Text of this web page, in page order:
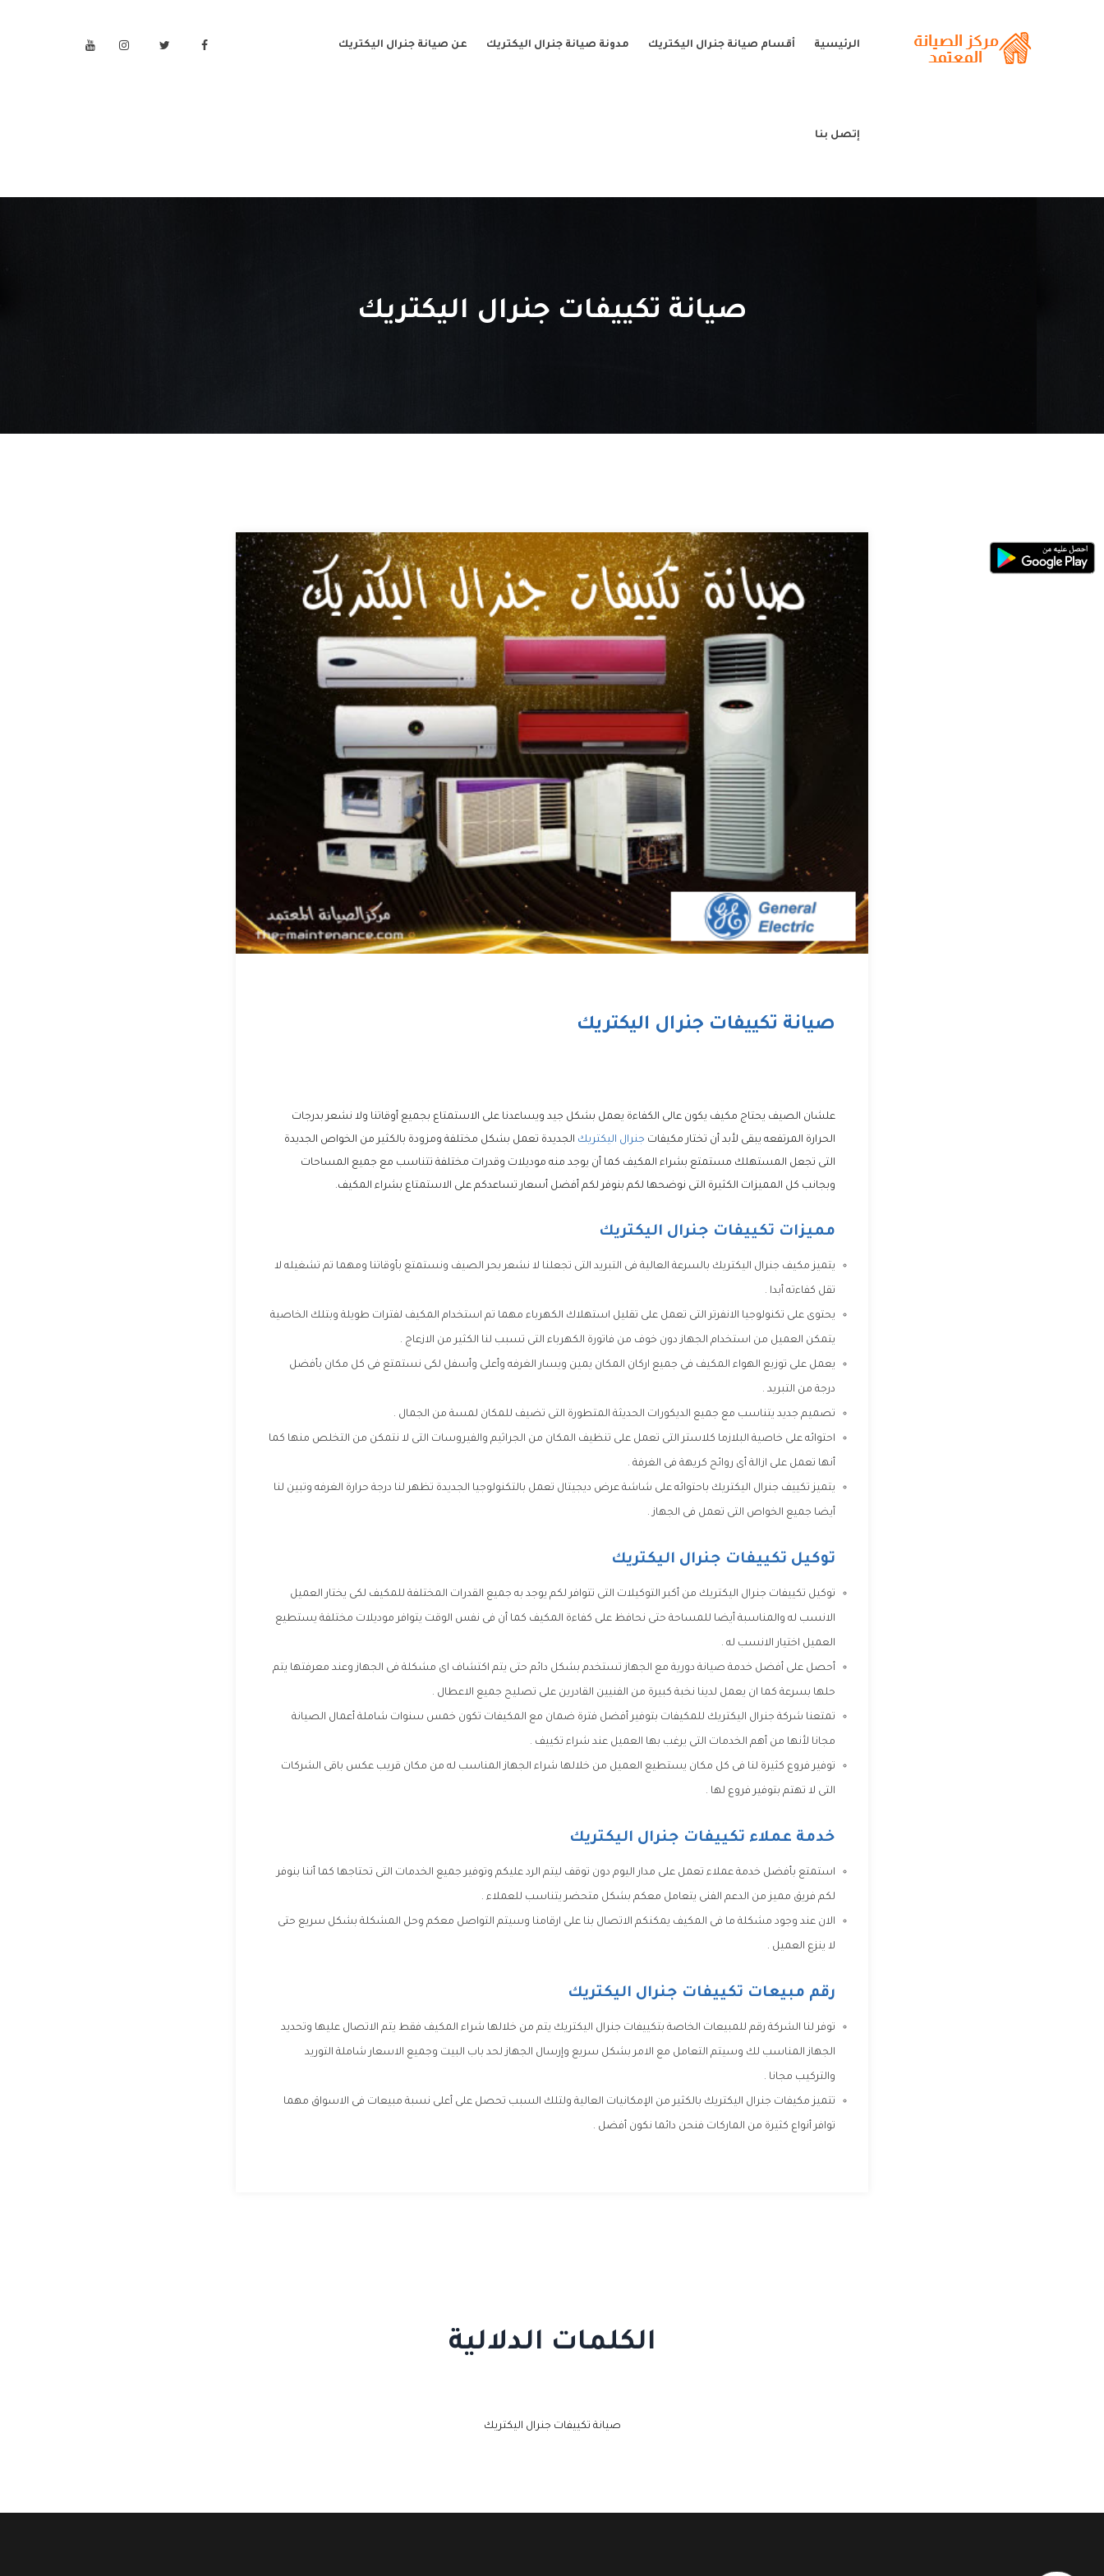
الرئيسية أقسام صيانة جنرال اليكتريك مدونة صيانة جنرال اليكتريك عن صيانة جنرال اليكتريك
إتصل بنا
صيانة تكييفات جنرال اليكتريك
صيانة تكييفات جنرال اليكتريك
علشان الصيف يحتاج مكيف يكون عالى الكفاءة يعمل بشكل جيد ويساعدنا على الاستمتاع بجميع أوقاتنا ولا نشعر بدرجات
الحرارة المرتفعه يبقى لأبد أن تختار مكيفات جنرال اليكتريك الجديدة تعمل بشكل مختلفة ومزودة بالكثير من الخواص الجديدة
التى تجعل المستهلك مستمتع بشراء المكيف كما أن يوجد منه موديلات وقدرات مختلفة تتناسب مع جميع المساحات
وبجانب كل المميزات الكثيرة التى نوضحها لكم بنوفر لكم أفضل أسعار تساعدكم على الاستمتاع بشراء المكيف.
مميزات تكييفات جنرال اليكتريك
يتميز مكيف جنرال اليكتريك بالسرعة العالية فى التبريد التى تجعلنا لا نشعر بحر الصيف ونستمتع بأوقاتنا ومهما تم تشغيله لا
تقل كفاءته أبدا .
يحتوى على تكنولوجيا الانفرتر التى تعمل على تقليل استهلاك الكهرباء مهما تم استخدام المكيف لفترات طويلة وبتلك الخاصية
يتمكن العميل من استخدام الجهاز دون خوف من فاتورة الكهرباء التى تسبب لنا الكثير من الازعاج .
يعمل على توزيع الهواء المكيف فى جميع اركان المكان يمين ويسار الغرفه وأعلى وأسفل لكى نستمتع فى كل مكان بأفضل
درجة من التبريد .
تصميم جديد يتناسب مع جميع الديكورات الحديثة المتطورة التى تضيف للمكان لمسة من الجمال .
احتوائه على خاصية البلازما كلاستر التى تعمل على تنظيف المكان من الجراثيم والفيروسات التى لا نتمكن من التخلص منها كما
أنها تعمل على ازالة أى روائح كريهة فى الغرفة .
يتميز تكييف جنرال اليكتريك باحتوائه على شاشة عرض ديجيتال تعمل بالتكنولوجيا الجديدة تظهر لنا درجة حرارة الغرفه وتبين لنا
أيضا جميع الخواص التى تعمل فى الجهاز .
توكيل تكييفات جنرال اليكتريك
توكيل تكييفات جنرال اليكتريك من أكبر التوكيلات التى تتوافر لكم يوجد به جميع القدرات المختلفة للمكيف لكى يختار العميل
الانسب له والمناسبة أيضا للمساحة حتى نحافظ على كفاءة المكيف كما أن فى نفس الوقت يتوافر موديلات مختلفة يستطيع
العميل اختيار الانسب له .
أحصل على أفضل خدمة صيانة دورية مع الجهاز تستخدم بشكل دائم حتى يتم اكتشاف اى مشكلة فى الجهاز وعند معرفتها يتم
حلها بسرعة كما ان يعمل لدينا نخبة كبيرة من الفنيين القادرين على تصليح جميع الاعطال .
تمتعنا شركة جنرال اليكتريك للمكيفات بتوفير أفضل فترة ضمان مع المكيفات تكون خمس سنوات شاملة أعمال الصيانة
مجانا لأنها من أهم الخدمات التى يرغب بها العميل عند شراء تكييف .
توفير فروع كثيرة لنا فى كل مكان يستطيع العميل من خلالها شراء الجهاز المناسب له من مكان قريب عكس باقى الشركات
التى لا تهتم بتوفير فروع لها .
خدمة عملاء تكييفات جنرال اليكتريك
استمتع بأفضل خدمة عملاء تعمل على مدار اليوم دون توقف ليتم الرد عليكم وتوفير جميع الخدمات التى تحتاجها كما أننا بنوفر
لكم فريق مميز من الدعم الفنى يتعامل معكم بشكل متحضر يتناسب للعملاء .
الان عند وجود مشكلة ما فى المكيف يمكنكم الاتصال بنا على ارقامنا وسيتم التواصل معكم وحل المشكلة بشكل سريع حتى
لا ينزع العميل .
رقم مبيعات تكييفات جنرال اليكتريك
توفر لنا الشركة رقم للمبيعات الخاصة بتكييفات جنرال اليكتريك يتم من خلالها شراء المكيف فقط يتم الاتصال عليها وتحديد
الجهاز المناسب لك وسيتم التعامل مع الامر بشكل سريع وإرسال الجهاز لحد باب البيت وجميع الاسعار شاملة التوريد
والتركيب مجانا .
تتميز مكيفات جنرال اليكتريك بالكثير من الإمكانيات العالية ولتلك السبب تحصل على أعلى نسبة مبيعات فى الاسواق مهما
توافر أنواع كثيرة من الماركات فنحن دائما نكون أفضل .
الكلمات الدلالية
صيانة تكييفات جنرال اليكتريك